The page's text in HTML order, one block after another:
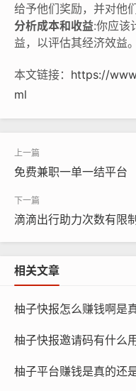
给予他们奖励，并对他
分析成本和收益:你应该
益，以评估其经济效益。
本文链接： https://
ml
免费兼职一单一结平台
滴滴出行助力次数有限
相关文章
柚子快报怎么赚钱啊是
柚子快报邀请码有什么